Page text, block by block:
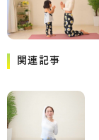
関連記事